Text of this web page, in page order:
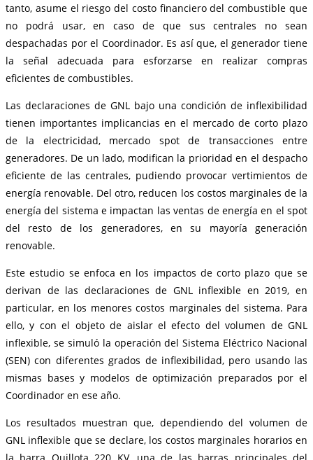
tanto, asume el riesgo del costo financiero del combustible que
no podrá usar, en caso de que sus centrales no sean
despachadas por el Coordinador. Es así que, el generador tiene
la señal adecuada para esforzarse en realizar compras
eficientes de combustibles.
Las declaraciones de GNL bajo una condición de inflexibilidad
tienen importantes implicancias en el mercado de corto plazo
de la electricidad, mercado spot de transacciones entre
generadores. De un lado, modifican la prioridad en el despacho
eficiente de las centrales, pudiendo provocar vertimientos de
energía renovable. Del otro, reducen los costos marginales de la
energía del sistema e impactan las ventas de energía en el spot
del resto de los generadores, en su mayoría generación
renovable.
Este estudio se enfoca en los impactos de corto plazo que se
derivan de las declaraciones de GNL inflexible en 2019, en
particular, en los menores costos marginales del sistema. Para
ello, y con el objeto de aislar el efecto del volumen de GNL
inflexible, se simuló la operación del Sistema Eléctrico Nacional
(SEN) con diferentes grados de inflexibilidad, pero usando las
mismas bases y modelos de optimización preparados por el
Coordinador en ese año.
Los resultados muestran que, dependiendo del volumen de
GNL inflexible que se declare, los costos marginales horarios en
la barra Quillota 220 KV, una de las barras principales del